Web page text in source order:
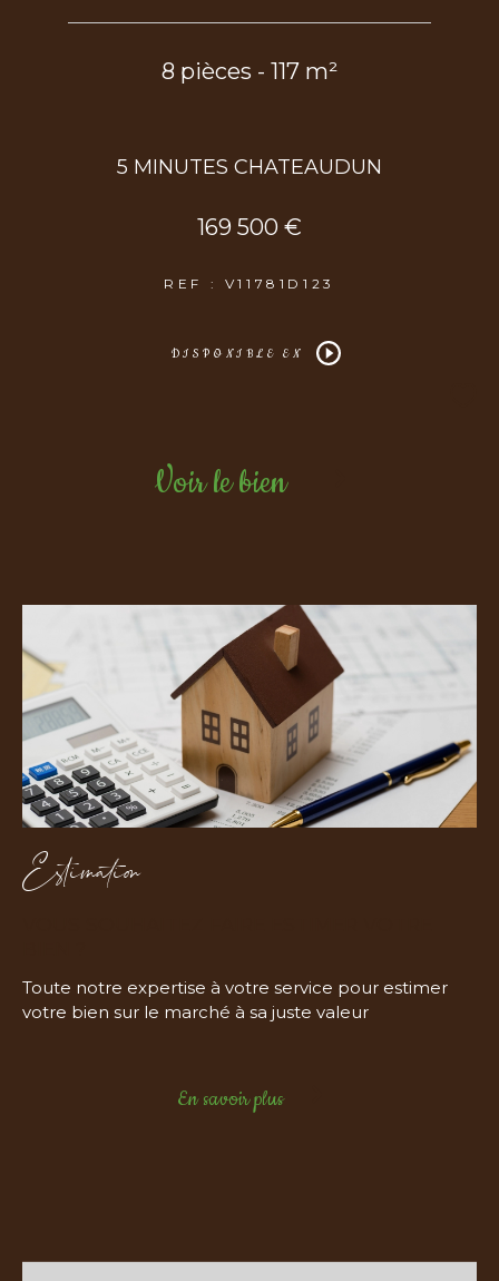
8 pièces - 117 m²
5 MINUTES CHATEAUDUN
169 500 €
REF : V11781D123
DISPONIBLE EN
Voir le bien
Estimation
Toute notre expertise à votre service pour estimer
votre bien sur le marché à sa juste valeur
En savoir plus